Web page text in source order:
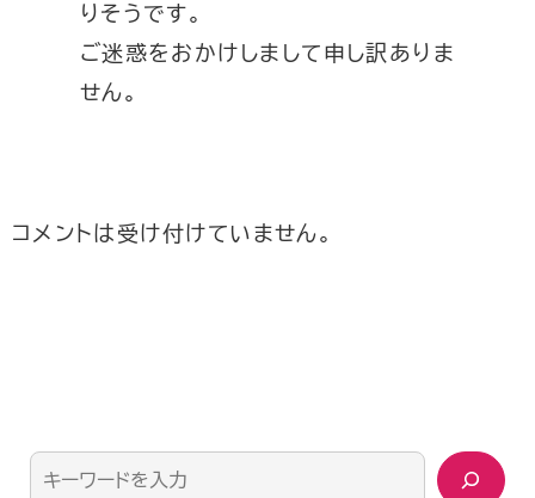
りそうです。
ご迷惑をおかけしまして申し訳ありま
せん。
コメントは受け付けていません。